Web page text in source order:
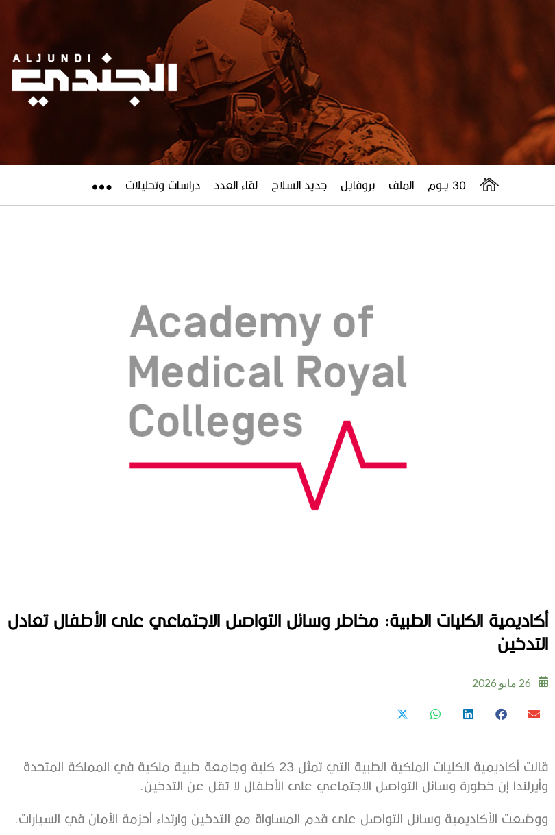
30 يــوم الملف بروفايل جديد السلاح لقاء العدد دراسات وتحليلات
أكاديمية الكليات الطبية: مخاطر وسائل التواصل الاجتماعي على الأطفال تعادل
التدخين
26 مايو 2026
قالت أكاديمية الكليات الملكية الطبية التي تمثل 23 ‌كلية وجامعة ⁠طبية ملكية في المملكة المتحدة
وأيرلندا إن خطورة وسائل التواصل الاجتماعي على الأطفال لا تقل عن التدخين.
ووضعت الأكاديمية وسائل التواصل على قدم المساواة مع التدخين وارتداء أحزمة الأمان في السيارات.